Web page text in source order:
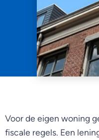
Voor de eigen woning
fiscale regels. Een